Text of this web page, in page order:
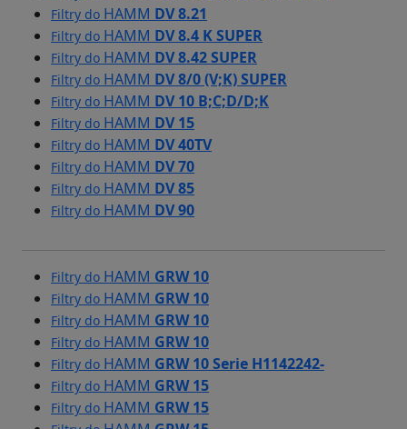
Filtry do HAMM DV 8.21
Filtry do HAMM DV 8.4 K SUPER
Filtry do HAMM DV 8.42 SUPER
Filtry do HAMM DV 8/0 (V;K) SUPER
Filtry do HAMM DV 10 B;C;D/D;K
Filtry do HAMM DV 15
Filtry do HAMM DV 40TV
Filtry do HAMM DV 70
Filtry do HAMM DV 85
Filtry do HAMM DV 90
Filtry do HAMM GRW 10
Filtry do HAMM GRW 10
Filtry do HAMM GRW 10
Filtry do HAMM GRW 10
Filtry do HAMM GRW 10 Serie H1142242-
Filtry do HAMM GRW 15
Filtry do HAMM GRW 15